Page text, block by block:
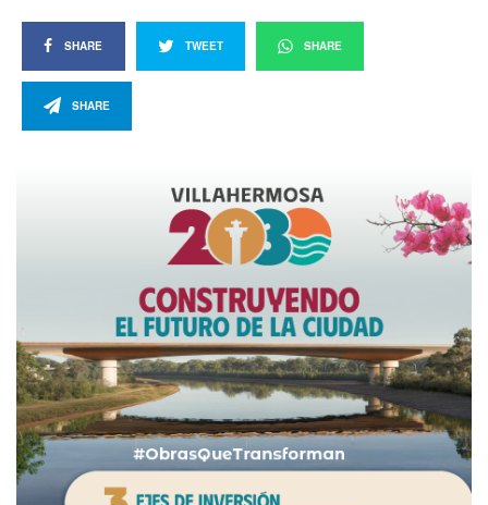
SHARE TWEET SHARE
SHARE